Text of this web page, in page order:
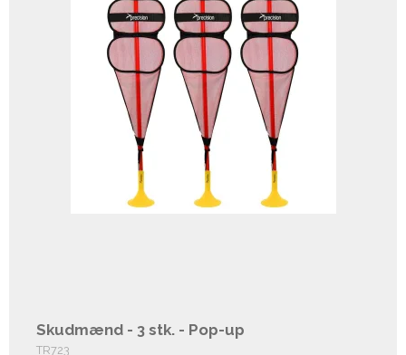
Skudmænd - 3 stk. - Pop-up
TR723